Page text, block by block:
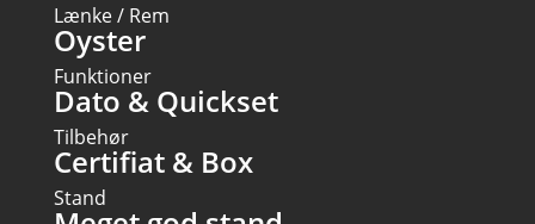
Lænke / Rem
Oyster
Funktioner
Dato & Quickset
Tilbehør
Certifiat & Box
Stand